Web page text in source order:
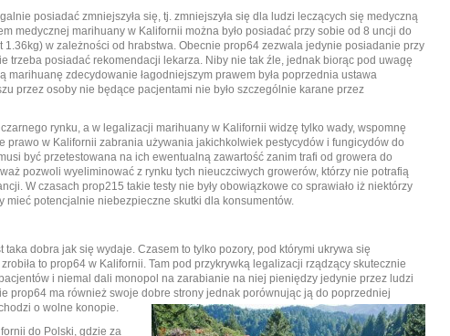
posiadać zmniejszyła się, tj. zmniejszyła się dla ludzi leczących się medyczną
medycznej marihuany w Kalifornii można było posiadać przy sobie od 8 uncji do
w zależności od hrabstwa. Obecnie prop64 zezwala jedynie posiadanie przy
trzeba posiadać rekomendacji lekarza. Niby nie tak źle, jednak biorąc pod uwagę
marihuanę zdecydowanie łagodniejszym prawem była poprzednia ustawa
przez osoby nie będące pacjentami nie było szczególnie karane przez
rynku, a w legalizacji marihuany w Kalifornii widzę tylko wady, wspomnę
prawo w Kalifornii zabrania używania jakichkolwiek pestycydów i fungicydów do
być przetestowana na ich ewentualną zawartość zanim trafi od growera do
pozwoli wyeliminować z rynku tych nieuczciwych growerów, którzy nie potrafią
W czasach prop215 takie testy nie były obowiązkowe co sprawiało iż niektórzy
mieć potencjalnie niebezpieczne skutki dla konsumentów.
dobra jak się wydaje. Czasem to tylko pozory, pod którymi ukrywa się
to prop64 w Kalifornii. Tam pod przykrywką legalizacji rządzący skutecznie
i niemal dali monopol na zarabianie na niej pieniędzy jedynie przez ludzi
prop64 ma również swoje dobre strony jednak porównując ją do poprzedniej
o wolne konopie.
do Polski, gdzie za